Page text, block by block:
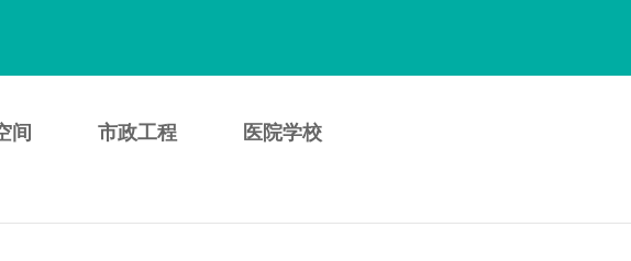
间 市政工程 医院学校